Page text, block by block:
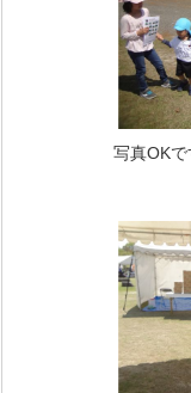
写真OKで